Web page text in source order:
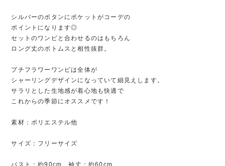
シルバーのボタンにポケットがコーデの
ポイントになります◎
セットのワンピと合わせるのはもちろん
ロング丈のボトムスと相性抜群。
プチフラワーワンピは全体が
シャーリングデザインになっていて細見えします。
サラリとした生地感が着心地も快適で
これからの季節にオススメです！
素材：ポリエステル他
サイズ：フリーサイズ
バスト：約90cm 袖丈：約60cm